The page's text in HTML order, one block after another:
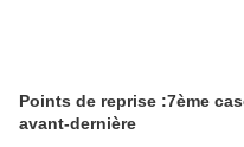
Points de reprise :7ème
avant-dernière